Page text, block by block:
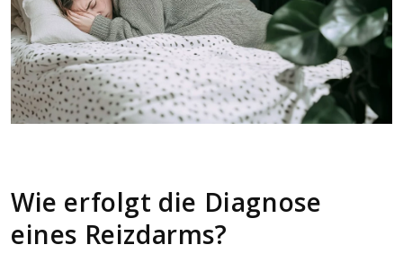
Wie erfolgt die Diagnose
eines Reizdarms?